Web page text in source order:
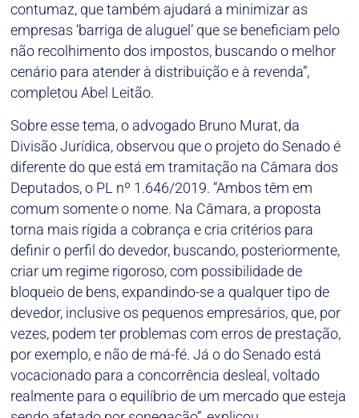
contumaz, que também ajudará a minimizar as
empresas ‘barriga de aluguel’ que se beneficiam pelo
não recolhimento dos impostos, buscando o melhor
cenário para atender à distribuição e à revenda”,
completou Abel Leitão.
Sobre esse tema, o advogado Bruno Murat, da
Divisão Jurídica, observou que o projeto do Senado é
diferente do que está em tramitação na Câmara dos
Deputados, o PL nº 1.646/2019. “Ambos têm em
comum somente o nome. Na Câmara, a proposta
torna mais rígida a cobrança e cria critérios para
definir o perfil do devedor, buscando, posteriormente,
criar um regime rigoroso, com possibilidade de
bloqueio de bens, expandindo-se a qualquer tipo de
devedor, inclusive os pequenos empresários, que, por
vezes, podem ter problemas com erros de prestação,
por exemplo, e não de má-fé. Já o do Senado está
vocacionado para a concorrência desleal, voltado
realmente para o equilíbrio de um mercado que esteja